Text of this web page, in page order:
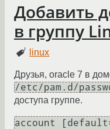
Добавить
в группу
linux
Друзья, oracle 7 в
/etc/pam.d/
доступа группе.
account